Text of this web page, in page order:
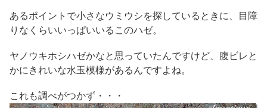
あるポイントで小さなウミウシを探しているときに、目障
りなくらいいっぱいいるこのハゼ。
ヤノウキホシハゼかなと思っていたんですけど、腹ビレと
かにきれいな水玉模様があるんですよね。
これも調べがつかず・・・